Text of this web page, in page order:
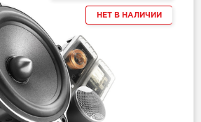
НЕТ В НАЛИЧИИ